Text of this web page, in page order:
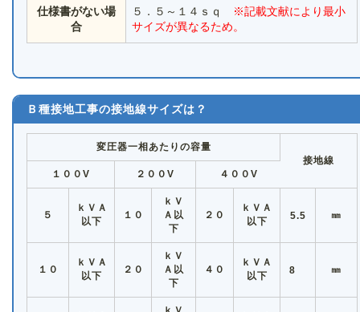
仕様書がない場
合
５．５～１４ｓｑ
※記載文献により最小
サイズが異なるため。
Ｂ種接地工事の接地線サイズは？
変圧器一相あたりの容量
接地線
１００V
２００V ４００V
５
ｋＶＡ
以下
１０
ｋＶ
Ａ以
下
２０
ｋＶＡ
以下
5.5 ㎜
１０
ｋＶＡ
以下
２０
ｋＶ
Ａ以
下
４０
ｋＶＡ
以下
8 ㎜